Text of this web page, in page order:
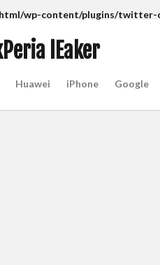
wp-content/plugins/
Huawei iPhone Google